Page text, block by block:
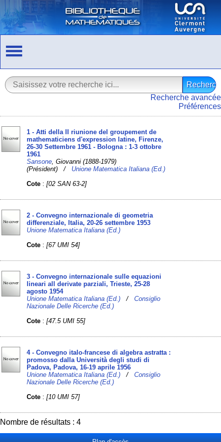
Recherche avancée
Préférences
1 - Atti della II riunione del groupement de
mathematiciens d'expression latine, Firenze,
26-30 Settembre 1961 - Bologna : 1-3 ottobre
1961
Sansone , Giovanni (1888-1979)
(Président) / Unione Matematica Italiana (Ed.)
Cote :[02 SAN 63-2]
2 - Convegno internazionale di geometria
differenziale, Italia, 20-26 settembre 1953
Unione Matematica Italiana (Ed.)
Cote :[67 UMI 54]
3 - Convegno internazionale sulle equazioni
lineari all derivate parziali, Trieste, 25-28
agosto 1954
Unione Matematica Italiana (Ed.) /Consiglio
Nazionale Delle Ricerche (Ed.)
Cote :[47.5 UMI 55]
4 - Convegno italo-francese di algebra astratta :
promosso dalla Università degli studi di
Padova, Padova, 16-19 aprile 1956
Unione Matematica Italiana (Ed.) /Consiglio
Nazionale Delle Ricerche (Ed.)
Cote :[10 UMI 57]
Nombre de résultats : 4